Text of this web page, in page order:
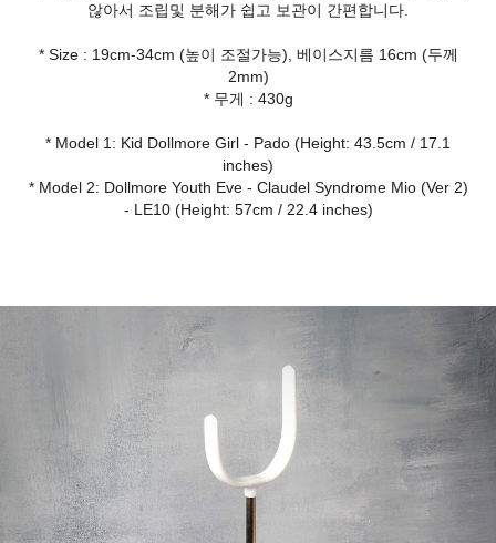
않아서 조립및 분해가 쉽고 보관이 간편합니다.
* Size : 19cm-34cm (높이 조절가능), 베이스지름 16cm (두께
2mm)
* 무게 : 430g
* Model 1: Kid Dollmore Girl - Pado (Height: 43.5cm / 17.1
inches)
* Model 2: Dollmore Youth Eve - Claudel Syndrome Mio (Ver 2)
- LE10 (Height: 57cm / 22.4 inches)